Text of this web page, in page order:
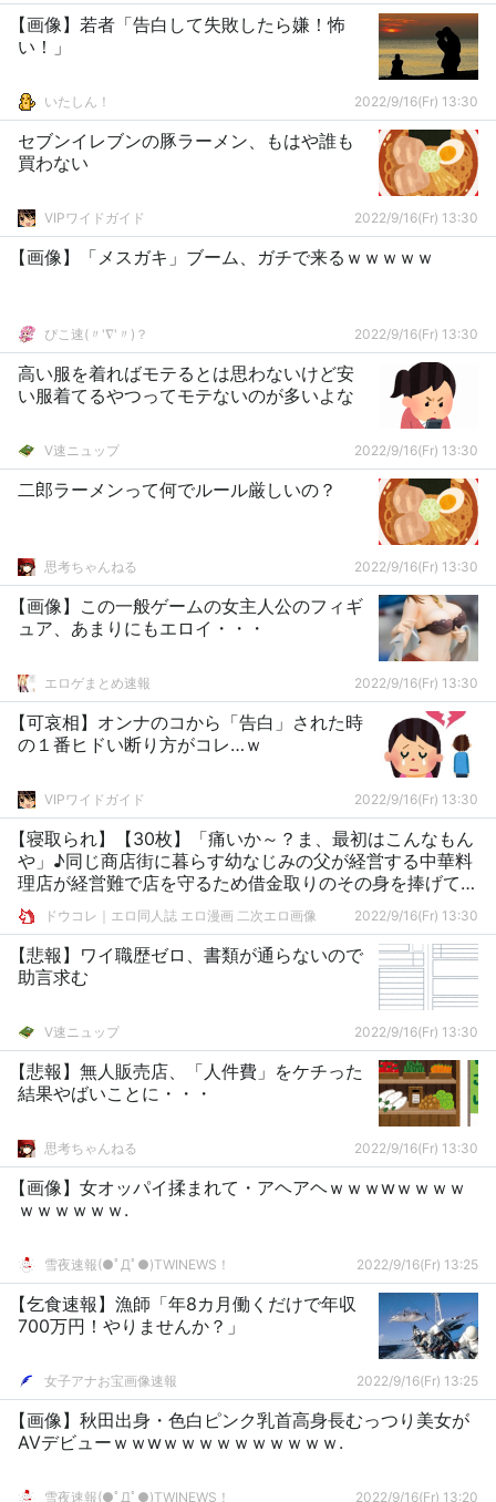
【画像】若者「告白して失敗したら嫌！怖
い！」
いたしん！ 2022/9/16(Fr) 13:30
セブンイレブンの豚ラーメン、もはや誰も
買わない
VIPワイドガイド 2022/9/16(Fr) 13:30
【画像】「メスガキ」ブーム、ガチで来るｗｗｗｗｗ
ぴこ速(〃'∇'〃)？ 2022/9/16(Fr) 13:30
高い服を着ればモテるとは思わないけど安
い服着てるやつってモテないのが多いよな
V速ニュップ 2022/9/16(Fr) 13:30
二郎ラーメンって何でルール厳しいの？
思考ちゃんねる 2022/9/16(Fr) 13:30
【画像】この一般ゲームの女主人公のフィギ
ュア、あまりにもエロイ・・・
エロゲまとめ速報 2022/9/16(Fr) 13:30
【可哀相】オンナのコから「告白」された時
の１番ヒドい断り方がコレ…ｗ
VIPワイドガイド 2022/9/16(Fr) 13:30
【寝取られ】【30枚】「痛いか～？ま、最初はこんなもん
や」♪同じ商店街に暮らす幼なじみの父が経営する中華料
理店が経営難で店を守るため借金取りのその身を捧げてし
まう【さくら裂ク 散ル花びら】
ドウコレ｜エロ同人誌 エロ漫画 二次エロ画像 2022/9/16(Fr) 13:30
【悲報】ワイ職歴ゼロ、書類が通らないので
助言求む
V速ニュップ 2022/9/16(Fr) 13:30
【悲報】無人販売店、「人件費」をケチった
結果やばいことに・・・
思考ちゃんねる 2022/9/16(Fr) 13:30
【画像】女オッパイ揉まれて・アヘアヘｗｗｗwｗｗｗｗ
ｗｗｗｗｗｗ.
雪夜速報(●ﾟДﾟ●)TWINEWS！ 2022/9/16(Fr) 13:25
【乞食速報】漁師「年8カ月働くだけで年収
700万円！やりませんか？」
女子アナお宝画像速報 2022/9/16(Fr) 13:25
【画像】秋田出身・色白ピンク乳首高身長むっつり美女が
AVデビューｗｗwｗｗｗｗｗｗｗｗｗｗ.
雪夜速報(●ﾟДﾟ●)TWINEWS！ 2022/9/16(Fr) 13:20